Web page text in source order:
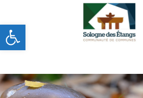
Ouvrir la barre d’outils